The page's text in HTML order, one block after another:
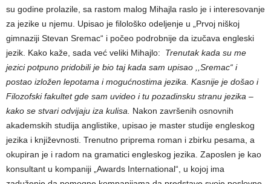
su godine prolazile, sa rastom malog Mihajla raslo je i interesovanje
za jezike u njemu. Upisao je filološko odeljenje u „Prvoj niškoj
gimnaziji Stevan Sremac“ i počeo podrobnije da izučava engleski
jezik. Kako kaže, sada već veliki Mihajlo: Trenutak kada su me
jezici potpuno pridobili je bio taj kada sam upisao ,,Sremac“ i
postao izložen lepotama i mogućnostima jezika. Kasnije je došao i
Filozofski fakultet gde sam uvideo i tu pozadinsku stranu jezika –
kako se stvari odvijaju iza kulisa.
Nakon završenih osnovnih
akademskih studija anglistike, upisao je master studije engleskog
jezika i književnosti. Trenutno priprema roman i zbirku pesama, a
okupiran je i radom na gramatici engleskog jezika. Zaposlen je kao
konsultant u kompaniji „Awards International“, u kojoj ima